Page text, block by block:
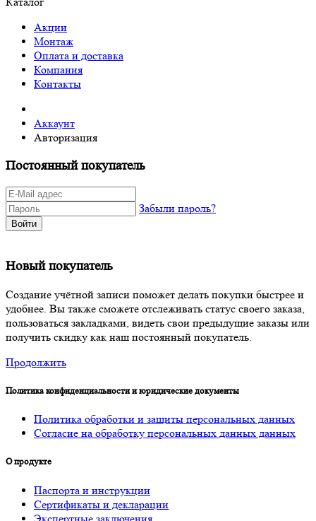
Акции
Монтаж
Оплата и доставка
Компания
Контакты
Аккаунт
Авторизация
Постоянный покупатель
Забыли пароль?
Войти
Новый покупатель
Создание учётной записи поможет делать покупки быстрее и
удобнее. Вы также сможете отслеживать статус своего заказа,
пользоваться закладками, видеть свои предыдущие заказы или
получить скидку как наш постоянный покупатель.
Продолжить
Политика конфиденциальности и юридические документы
Политика обработки и защиты персональных данных
Согласие на обработку персональных данных данных
О продукте
Паспорта и инструкции
Сертификаты и декларации
Экспертные заключения